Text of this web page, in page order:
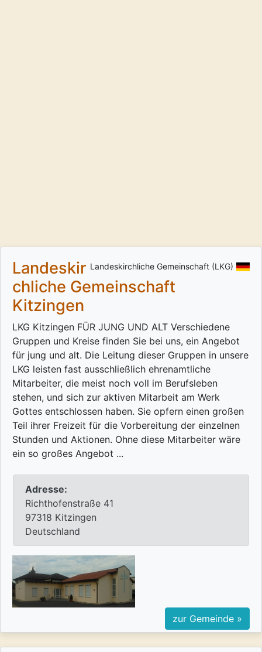
Landeskirchliche Gemeinschaft (LKG)
Landeskir
chliche Gemeinschaft
Kitzingen
LKG Kitzingen FÜR JUNG UND ALT Verschiedene
Gruppen und Kreise finden Sie bei uns, ein Angebot
für jung und alt. Die Leitung dieser Gruppen in unsere
LKG leisten fast ausschließlich ehrenamtliche
Mitarbeiter, die meist noch voll im Berufsleben
stehen, und sich zur aktiven Mitarbeit am Werk
Gottes entschlossen haben. Sie opfern einen großen
Teil ihrer Freizeit für die Vorbereitung der einzelnen
Stunden und Aktionen. Ohne diese Mitarbeiter wäre
ein so großes Angebot ...
Adresse:
Richthofenstraße 41
97318 Kitzingen
Deutschland
zur Gemeinde »